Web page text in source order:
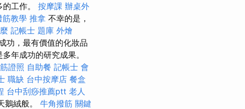
工作。 按摩課 辦桌外
筋教學 推拿 不幸的是，
記帳士 題庫 外燴
功，最有價值的化妝品
年成功的研究成果。
證照 自助餐 記帳士 會
職缺 台中按摩店 餐盒
台中刮痧推薦ptt 老人
鵝絨般。 牛角撥筋 關鍵